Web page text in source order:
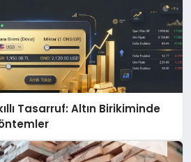
Tasarruf: Altın Birikiminde